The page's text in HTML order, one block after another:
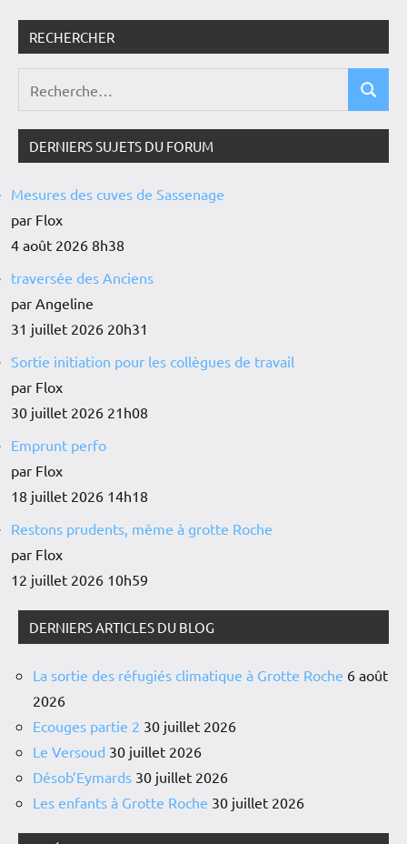
RECHERCHER
DERNIERS SUJETS DU FORUM
Mesures des cuves de Sassenage
par Flox
4 août 2026 8h38
traversée des Anciens
par Angeline
31 juillet 2026 20h31
Sortie initiation pour les collègues de travail
par Flox
30 juillet 2026 21h08
Emprunt perfo
par Flox
18 juillet 2026 14h18
Restons prudents, même à grotte Roche
par Flox
12 juillet 2026 10h59
DERNIERS ARTICLES DU BLOG
La sortie des réfugiés climatique à Grotte Roche 6 août
2026
Ecouges partie 2 30 juillet 2026
Le Versoud 30 juillet 2026
Désob’Eymards 30 juillet 2026
Les enfants à Grotte Roche 30 juillet 2026